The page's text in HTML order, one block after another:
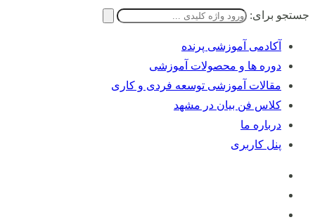
جستجو برای:
آکادمی آموزشی پرنده
دوره ها و محصولات آموزشی
مقالات آموزشی توسعه فردی و کاری
کلاس فن بیان در مشهد
درباره ما
پنل کاربری